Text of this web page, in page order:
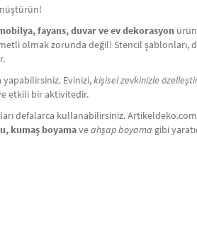
fayans, duvar ve ev dekorasyon
olmak zorunda değil! Stencil şablonları,
Evinizi,kişisel zevkinizle
etkili bir aktivitedir.
defalarca kullanabilirsiniz.
kumaş boyamaveahşap boyama gibi